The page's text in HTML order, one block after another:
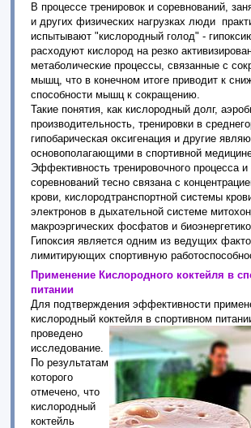
В процессе тренировок и соревнований,
и других физических нагрузках люди
испытывают "кислородный голод" -
расходуют кислород на резко
метаболические процессы, связанные с
мышц, что в конечном итоге приводит к
способности мышц к сокращению.
Такие понятия, как кислородный долг,
производительность, тренировки в
гипобарическая оксигенация и другие
основополагающими в спортивной
Эффективность тренировочного процесса
соревнований тесно связана с
крови, кислородтранспортной системы
электронов в дыхательной системе
макроэргических фосфатов и
Гипоксия является одним из ведущих
лимитирующих спортивную
Применение Кислородного коктейля в
питании
Для подтверждения эффективности
кислородный коктейля в спортивном
проведено
исследование.
По результатам
которого
отмечено, что
кислородный
коктейль